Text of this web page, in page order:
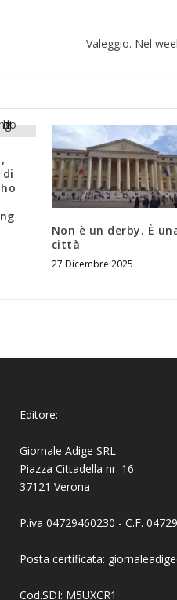
Valeggio. Nel
di
Non è un derby. È
città
27 Dicembre 2025
Editore:
Giornale Adige SRL
Piazza Cittadella nr. 16
37121 Verona
P.iva 04729460230 - C.F.
Posta certificata:
Cod.SDI: M5UXCR1